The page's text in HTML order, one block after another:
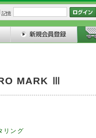
記憶
MARK Ⅲ
リング